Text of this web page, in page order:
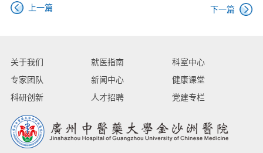
上一篇 下一篇
关于我们 就医指南
科室中心
专家团队
新闻中心
健康课堂
科研创新
人才招聘 党建专栏